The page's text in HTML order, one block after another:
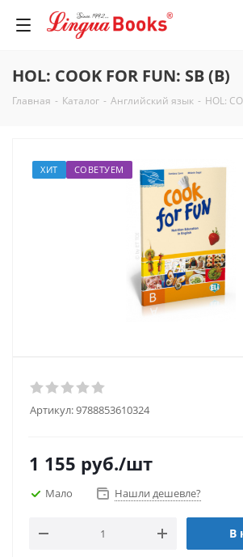
HOL: COOK FOR FUN: SB (B)
Главная - Каталог - Английский язык - HOL:
ХИТ СОВЕТУЕМ
Артикул:9788853610324
1 155 руб./шт
Мало Нашли дешевле?
В